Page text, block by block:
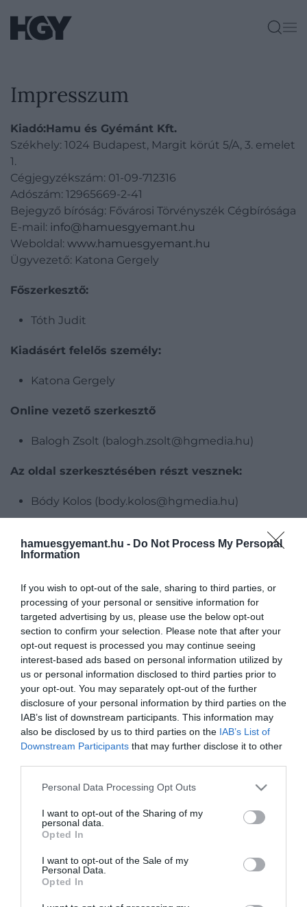
hamuesgyemant.hu - Do Not Process My Personal
Information
If you wish to opt-out of the sale, sharing to third parties, or
processing of your personal or sensitive information for
targeted advertising by us, please use the below opt-out
section to confirm your selection. Please note that after your
opt-out request is processed you may continue seeing
interest-based ads based on personal information utilized by
us or personal information disclosed to third parties prior to
your opt-out. You may separately opt-out of the further
disclosure of your personal information by third parties on the
IAB’s list of downstream participants. This information may
also be disclosed by us to third parties on the IAB’s List of
Downstream Participants that may further disclose it to other
Please note that this website/app uses one or more Google
not limited to your visit or usage behaviour. You may click to
grant or deny consent to Google and its third-party tags to
use your data for below specified purposes in below Google
consent section.
Personal Data Processing Opt Outs
I want to opt-out of the Sharing of my
personal data.
Opted In
I want to opt-out of the Sale of my
Personal Data.
Opted In
Impresszum
Kiadó:Hamu és Gyémánt Kft.
Székhely: 1024 Budapest, Margit körút 5/A, 3. emelet
1.
Cégjegyzékszám: 01-09-712316
Adószám: 12965669-2-41
Bejegyző bíróság: Fővárosi Törvényszék Cégbírósága
E-mail: info@hamuesgyemant.hu
Weboldal: www.hamuesgyemant.hu
Ügyvezető: Katona Gergely
Főszerkesztő:
Tóth Judit
Kiadásért felelős személy:
Katona Gergely
Online vezető szerkesztő
Balogh Zsolt (balogh.zsolt@hgmedia.hu)
Az oldal szerkesztésében részt vesznek:
Bódy Kolos (body.kolos@hgmedia.hu)
Gerlei Dávid (gerlei.david@hgmedia.hu)
Oláh-Bebesi Borbála (olah-
bebesi.borbala@hgmedia.hu)
Turi Dániel (turi.daniel@hgmedia.hu)
Szerkesztőség:
E-mail:szerkesztoseg@hamuesgyemant.hu
Értékesítés:
KOD Média Kft.
E-mail:hirdetes@kodmedia.hu
Kapcsolattartó: Csatlós Adrienn
E-mail:terjesztes@hamuesgyemant.hu
Tárhelyszolgáltató:
Rackforest Zrt.
Székhely: 1132 Budapest, Victor Hugo utca 11., 5.